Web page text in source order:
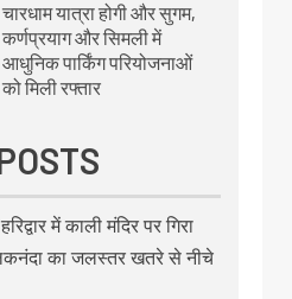
चारधाम यात्रा होगी और सुगम,
कर्णप्रयाग और सिमली में
आधुनिक पार्किंग परियोजनाओं
को मिली रफ्तार
में काली मंदिर पर गिरा
का जलस्तर खतरे से नीचे